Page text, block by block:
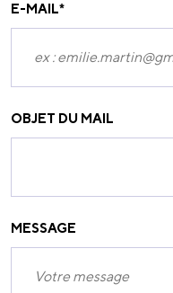
E-MAIL*
OBJET DU MAIL
MESSAGE